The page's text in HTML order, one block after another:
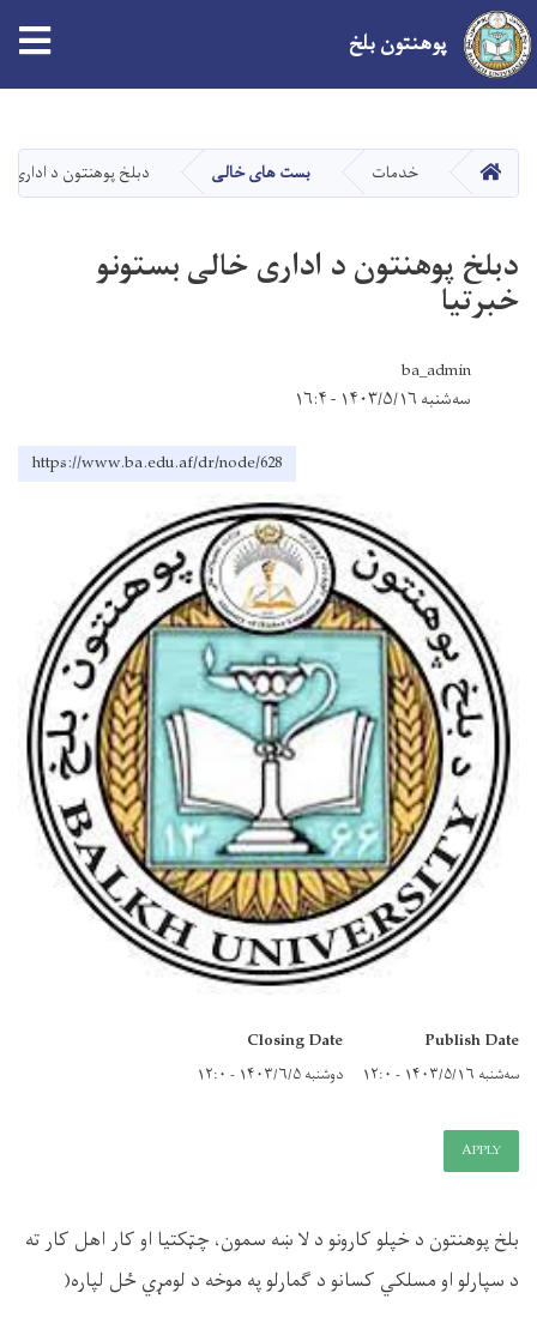
main
content
پوهنتون بلخ
صفحه اصلیخدمات بست های خالی دبلخ پوهنتون د اداری
دبلخ پوهنتون د اداری خالی بستونو
خبرتیا
ba_admin
سه‌شنبه ۱۴۰۳/۵/۱۶ - ۱۶:۴
https://www.ba.edu.af/dr/node/628
Publish Date
سه‌شنبه ۱۴۰۳/۵/۱۶ - ۱۲:۰
Closing Date
دوشنبه ۱۴۰۳/۶/۵ - ۱۲:۰
APPLY
بلخ پوهنتون د خپلو کارونو د لا ښه سمون، چټکتیا او کار اهل کار ته
د سپارلو او مسلکي کسانو د ګمارلو په موخه د لومړي ځل لپاره(